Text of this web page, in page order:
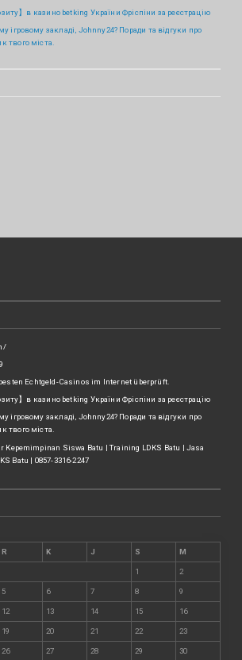
】в казино betking України ️Фріспіни за реєстрацію
ігровому закладі, Johnny24? Поради та відгуки про
твого міста.
Echtgeld-Casinos im Internet überprüft.
】в казино betking України ️Фріспіни за реєстрацію
ігровому закладі, Johnny24? Поради та відгуки про
твого міста.
Kepemimpinan Siswa Batu | Training LDKS Batu | Jasa
Batu | 0857-3316-2247
R K J S M
1 2
5 6 7 8 9
12 13 14 15 16
19 20 21 22 23
26 27 28 29 30